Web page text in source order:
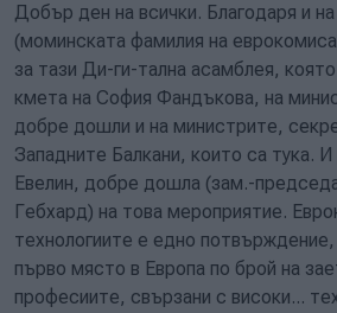
Добър ден на всички. Благодаря и
(моминската фамилия на
за тази Ди-ги-тална асамблея,
кмета на София Фандъкова, на
добре дошли и на министрите,
Западните Балкани, които са тука.
Евелин, добре дошла (зам.-
Гебхард) на това мероприятие.
технологиите е едно потвърждение,
първо място в Европа по брой на
професиите, свързани с високи...